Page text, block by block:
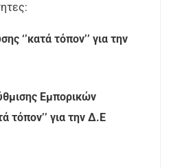
‘’κατά τόπον’’ για την
Εμπορικών
τόπον’’ για την Δ.Ε